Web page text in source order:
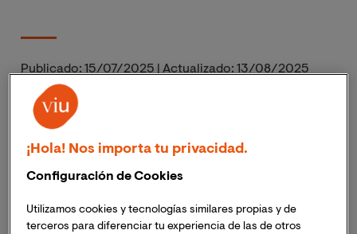
Publicado: 15/07/2025 Actualizado: 13/08/2025
El próximo
(hora peninsular en España),
13:00h (hora Colombia),
Tecnologíade la Universidad Internacional de Valencia
noche de la formación estelar”.
¡Hola! Nos importa tu privacidad.
Configuración de Cookies
Utilizamos cookies y tecnologías similares propias y de
terceros para diferenciar tu experiencia de las de otros